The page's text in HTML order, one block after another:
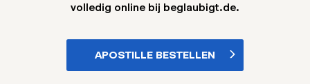
volledig online bij beglaubigt.de.
APOSTILLE BESTELLEN